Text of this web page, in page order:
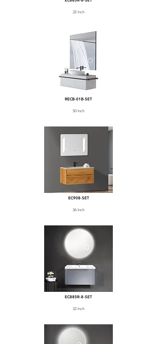
32 Inch
RECB-01B-SET
50 Inch
EC908-SET
36 Inch
EC885R-8-SET
32 Inch